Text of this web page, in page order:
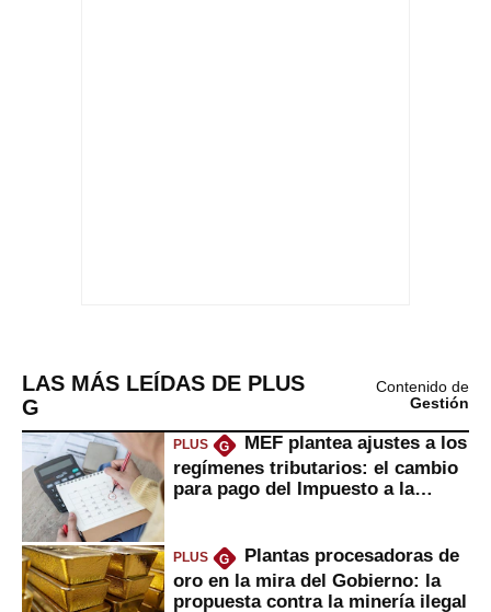
LAS MÁS LEÍDAS DE PLUS
G
Contenido de
Gestión
PLUS G
MEF plantea ajustes a los
regímenes tributarios: el cambio
para pago del Impuesto a la
PLUS G
Plantas procesadoras de
oro en la mira del Gobierno: la
propuesta contra la minería ilegal